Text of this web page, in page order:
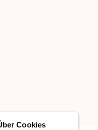
Cookies